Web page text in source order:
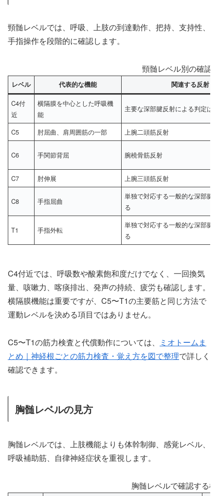
頸髄レベルでは、呼吸、上肢の到達動作、把持、支持性、
手指操作を段階的に確認します。
頸髄レベル別の確認
レベル 代表的な機能 関連する反射
C4付
近
横隔膜を中心とした呼吸機
能
主要な深部腱反射による判定は
C5 肘屈曲、肩周囲筋の一部 上腕二頭筋反射
C6 手関節背屈 腕橈骨筋反射
C7 肘伸展 上腕三頭筋反射
C8 手指屈曲
単独で対応する一般的な深部腱
る
T1 手指外転
単独で対応する一般的な深部腱
る
C4付近では、呼吸数や酸素飽和度だけでなく、一回換気
量、咳嗽力、喀痰排出、発声の持続、疲労も確認します。
横隔膜機能は重要ですが、C5〜T1の主要筋と同じ方法で
運動レベルを決める項目ではありません。
C5〜T1の筋力検査と代償動作については、
ミオトームま
とめ｜神経根ごとの筋力検査・覚え方を図で整理で詳しく
確認できます。
胸髄レベルの見方
胸髄レベルでは、上肢機能よりも体幹制御、感覚レベル、
呼吸補助筋、自律神経症状を重視します。
胸髄レベルで確認する